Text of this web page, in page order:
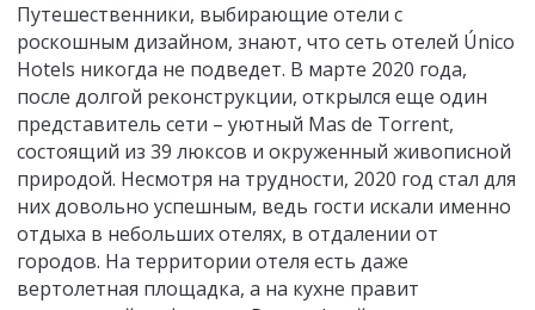
Путешественники, выбирающие отели с
роскошным дизайном, знают, что сеть отелей Único
Hotels никогда не подведет. В марте 2020 года,
после долгой реконструкции, открылся еще один
представитель сети – уютный Mas de Torrent,
состоящий из 39 люксов и окруженный живописной
природой. Несмотря на трудности, 2020 год стал для
них довольно успешным, ведь гости искали именно
отдыха в небольших отелях, в отдалении от
городов. На территории отеля есть даже
вертолетная площадка, а на кухне правит